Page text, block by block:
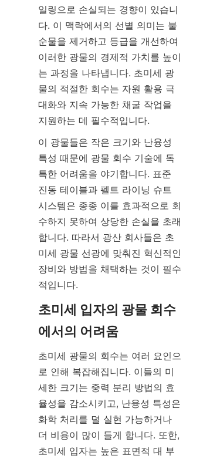
일링으로 손실되는 경향이 있습니
다. 이 맥락에서의 선별 의미는 불
순물을 제거하고 등급을 개선하여
이러한 광물의 경제적 가치를 높이
는 과정을 나타냅니다. 초미세 광
물의 적절한 회수는 자원 활용 극
대화와 지속 가능한 채굴 작업을
지원하는 데 필수적입니다.
이 광물들은 작은 크기와 난융성
특성 때문에 광물 회수 기술에 독
특한 어려움을 야기합니다. 표준
진동 테이블과 펠트 라이닝 슈트
시스템은 종종 이를 효과적으로 회
수하지 못하여 상당한 손실을 초래
합니다. 따라서 광산 회사들은 초
미세 광물 선광에 맞춰진 혁신적인
장비와 방법을 채택하는 것이 필수
초미세 입자의 광물 회수
초미세 광물의 회수는 여러 요인으
로 인해 복잡해집니다. 이들의 미
세한 크기는 중력 분리 방법의 효
율성을 감소시키고, 난융성 특성은
화학 처리를 덜 실현 가능하거나
더 비용이 많이 들게 합니다. 또한,
초미세 입자는 높은 표면적 대 부